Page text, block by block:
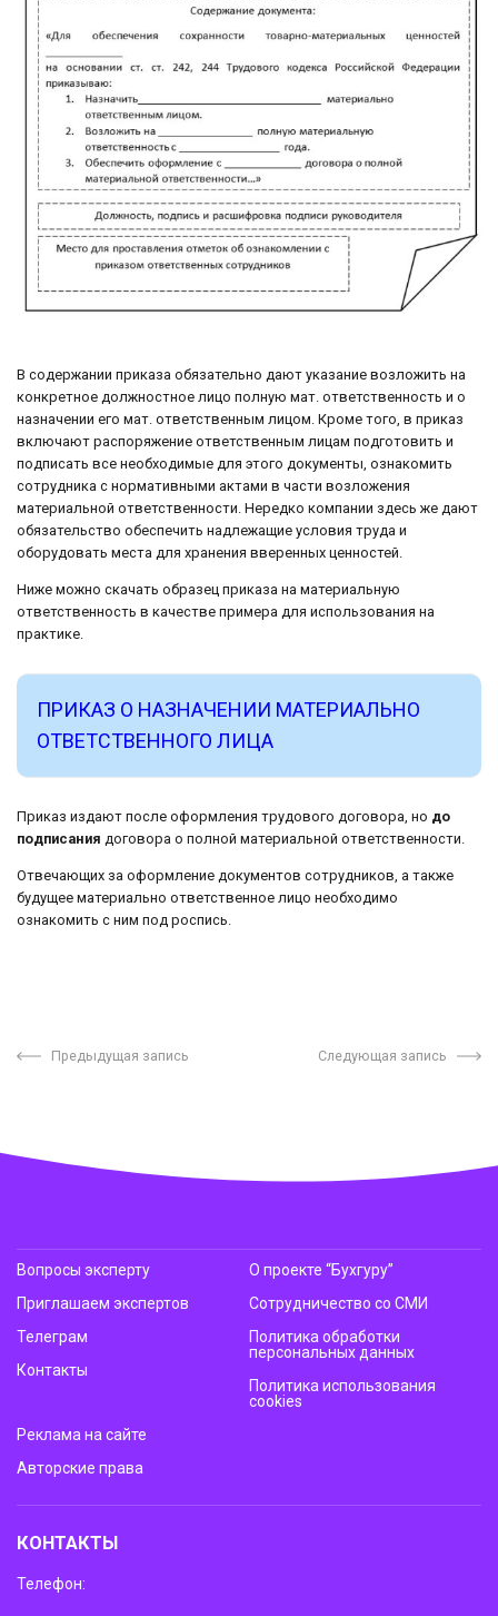
В содержании приказа обязательно дают указание возложить на
конкретное должностное лицо полную мат. ответственность и о
назначении его мат. ответственным лицом. Кроме того, в приказ
включают распоряжение ответственным лицам подготовить и
подписать все необходимые для этого документы, ознакомить
сотрудника с нормативными актами в части возложения
материальной ответственности. Нередко компании здесь же дают
обязательство обеспечить надлежащие условия труда и
оборудовать места для хранения вверенных ценностей.
Ниже можно скачать образец приказа на материальную
ответственность в качестве примера для использования на
практике.
ПРИКАЗ О НАЗНАЧЕНИИ МАТЕРИАЛЬНО
ОТВЕТСТВЕННОГО ЛИЦА
Приказ издают после оформления трудового договора, но до
подписания договора о полной материальной ответственности.
Отвечающих за оформление документов сотрудников, а также
будущее материально ответственное лицо необходимо
ознакомить с ним под роспись.
Предыдущая запись Следующая запись
Вопросы эксперту
Приглашаем экспертов
Телеграм
Контакты
О проекте “Бухгуру”
Сотрудничество со СМИ
Политика обработки
персональных данных
Политика использования
cookies
Реклама на сайте
Авторские права
КОНТАКТЫ
Телефон: